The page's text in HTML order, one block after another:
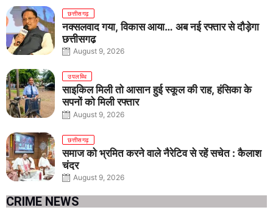
छत्तीसगढ़
नक्सलवाद गया, विकास आया… अब नई रफ्तार से दौड़ेगा
छत्तीसगढ़
August 9, 2026
उपलब्धि
साइकिल मिली तो आसान हुई स्कूल की राह, हंसिका के
सपनों को मिली रफ्तार
August 9, 2026
छत्तीसगढ़
समाज को भ्रमित करने वाले नैरेटिव से रहें सचेत : कैलाश
चंद्र
August 9, 2026
CRIME NEWS